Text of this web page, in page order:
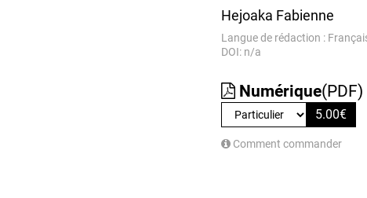
Hejoaka Fabienne
Langue de rédaction :
DOI: n/a
Numérique(PDF)
5.00€
Comment commander